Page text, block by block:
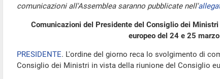
comunicazioni all'Assemblea saranno pubblicate nell'
Comunicazioni del Presidente del Consiglio dei
europeo del 24 e 25
PRESIDENTE. L'ordine del giorno reca lo svolgimento di
Consiglio dei Ministri in vista della riunione del Consiglio